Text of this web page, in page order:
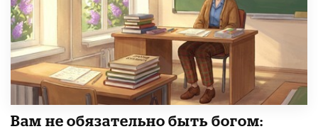
​Вам не обязательно быть богом: